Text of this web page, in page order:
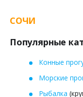
СОЧИ
Популярные
Конные
Морские
Рыбалка